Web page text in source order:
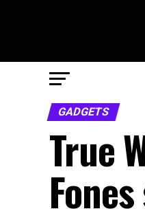
GADGETS
True